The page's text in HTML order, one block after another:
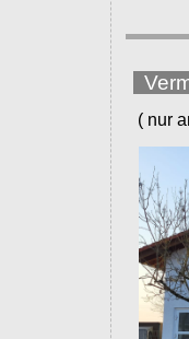
( nur an